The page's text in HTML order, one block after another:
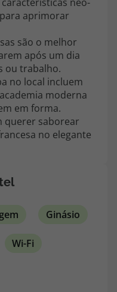
aprimorar
são o melhor
após um dia
ou trabalho.
no local incluem
moderna
em forma.
querer saborear
no elegante
Ginásio
Wi-Fi